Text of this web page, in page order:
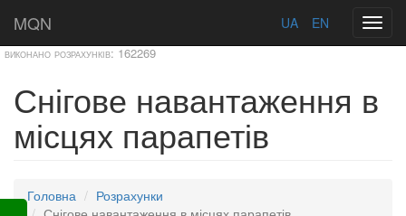
MQN EN
UA
виконано розрахунків: 162269
Снігове навантаження в
місцях парапетів
Головна
Розрахунки